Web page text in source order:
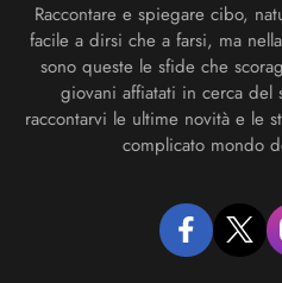
Raccontare e spiegare cibo,
facile a dirsi che a farsi, ma
sono queste le sfide che
giovani affiatati in cerca
raccontarvi le ultime novità e le
complicato mondo
facebook